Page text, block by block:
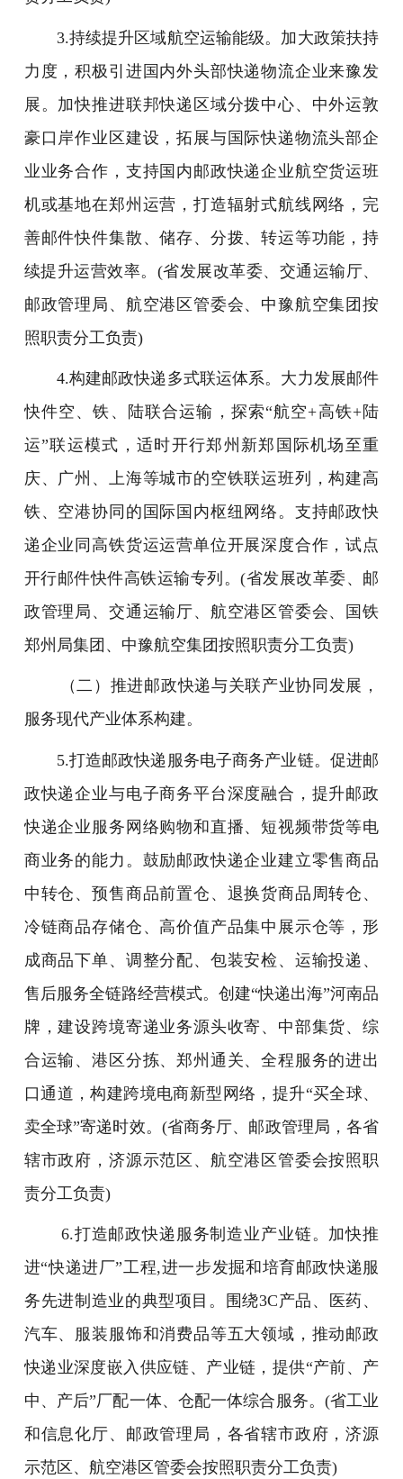
3.持续提升区域航空运输能级。加大政策扶持
力度，积极引进国内外头部快递物流企业来豫发
展。加快推进联邦快递区域分拨中心、中外运敦
豪口岸作业区建设，拓展与国际快递物流头部企
业业务合作，支持国内邮政快递企业航空货运班
机或基地在郑州运营，打造辐射式航线网络，完
善邮件快件集散、储存、分拨、转运等功能，持
续提升运营效率。(省发展改革委、交通运输厅、
邮政管理局、航空港区管委会、中豫航空集团按
照职责分工负责)
4.构建邮政快递多式联运体系。大力发展邮件
快件空、铁、陆联合运输，探索“航空+高铁+陆
运”联运模式，适时开行郑州新郑国际机场至重
庆、广州、上海等城市的空铁联运班列，构建高
铁、空港协同的国际国内枢纽网络。支持邮政快
递企业同高铁货运运营单位开展深度合作，试点
开行邮件快件高铁运输专列。(省发展改革委、邮
政管理局、交通运输厅、航空港区管委会、国铁
郑州局集团、中豫航空集团按照职责分工负责)
（二）推进邮政快递与关联产业协同发展，
服务现代产业体系构建。
5.打造邮政快递服务电子商务产业链。促进邮
政快递企业与电子商务平台深度融合，提升邮政
快递企业服务网络购物和直播、短视频带货等电
商业务的能力。鼓励邮政快递企业建立零售商品
中转仓、预售商品前置仓、退换货商品周转仓、
冷链商品存储仓、高价值产品集中展示仓等，形
成商品下单、调整分配、包装安检、运输投递、
售后服务全链路经营模式。创建“快递出海”河南品
牌，建设跨境寄递业务源头收寄、中部集货、综
合运输、港区分拣、郑州通关、全程服务的进出
口通道，构建跨境电商新型网络，提升“买全球、
卖全球”寄递时效。(省商务厅、邮政管理局，各省
辖市政府，济源示范区、航空港区管委会按照职
责分工负责)
6.打造邮政快递服务制造业产业链。加快推
进“快递进厂”工程,进一步发掘和培育邮政快递服
务先进制造业的典型项目。围绕3C产品、医药、
汽车、服装服饰和消费品等五大领域，推动邮政
快递业深度嵌入供应链、产业链，提供“产前、产
中、产后”厂配一体、仓配一体综合服务。(省工业
和信息化厅、邮政管理局，各省辖市政府，济源
示范区、航空港区管委会按照职责分工负责)